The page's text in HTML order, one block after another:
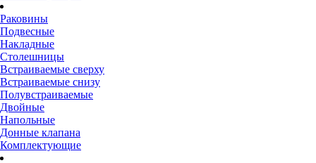
Раковины
Подвесные
Накладные
Столешницы
Встраиваемые сверху
Встраиваемые снизу
Полувстраиваемые
Двойные
Напольные
Донные клапана
Комплектующие